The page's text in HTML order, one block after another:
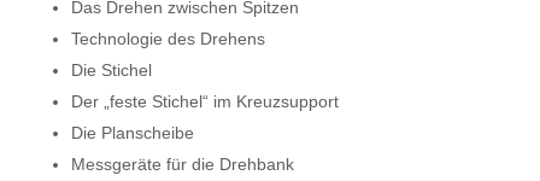
Das Drehen zwischen Spitzen
Technologie des Drehens
Die Stichel
Der „feste Stichel“ im Kreuzsupport
Die Planscheibe
Messgeräte für die Drehbank